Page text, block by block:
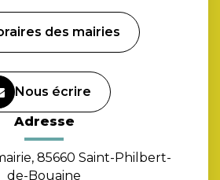
des mairies
Nous écrire
Adresse
85660 Saint-Philbert-
de-Bouaine